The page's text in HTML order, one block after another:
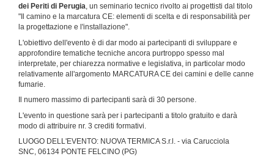
dei Periti di Perugia, un seminario tecnico rivolto ai progettisti dal titolo
"Il camino e la marcatura CE: elementi di scelta e di responsabilità per
la progettazione e l'installazione".
L'obiettivo dell'evento è di dar modo ai partecipanti di sviluppare e
approfondire tematiche tecniche ancora purtroppo spesso mal
interpretate, per chiarezza normative e legislativa, in particolar modo
relativamente all'argomento MARCATURA CE dei camini e delle canne
fumarie.
Il numero massimo di partecipanti sarà di 30 persone.
L'evento in questione sarà per i partecipanti a titolo gratuito e darà
modo di attribuire nr. 3 crediti formativi.
LUOGO DELL'EVENTO: NUOVA TERMICA S.r.l. - via Carucciola
SNC, 06134 PONTE FELCINO (PG)